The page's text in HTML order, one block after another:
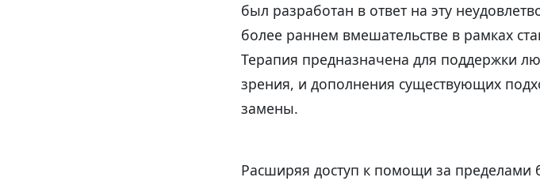
был разработан в ответ на эту
более раннем вмешательстве в рамках
Терапия предназначена для поддержки
зрения, и дополнения существующих
замены.
Расширяя доступ к помощи за пределами